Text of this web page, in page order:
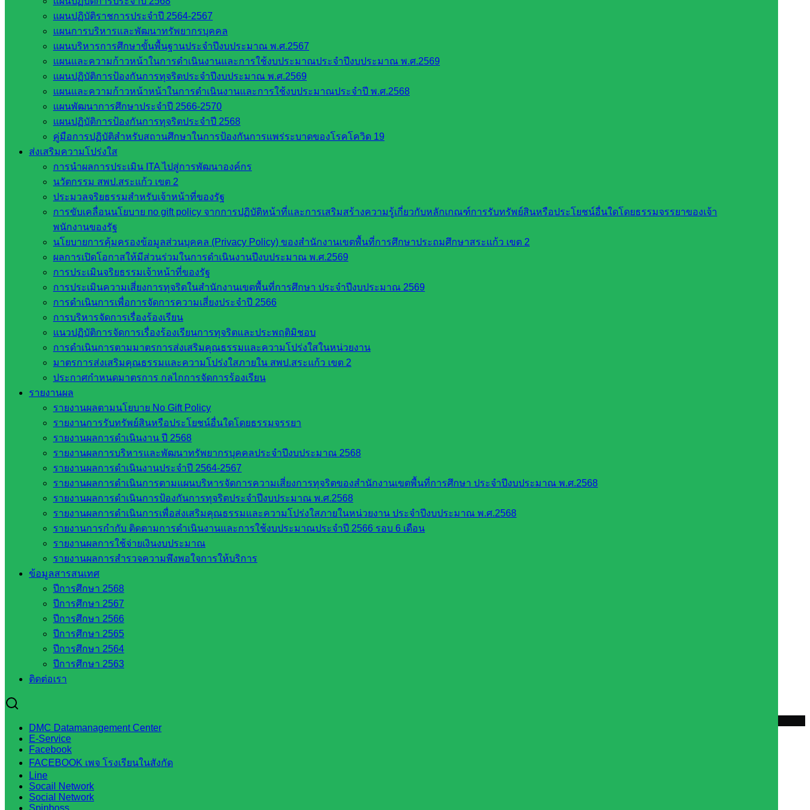
แผนปฏิบัติราชการประจำปี 2564-2567
แผนการบริหารและพัฒนาทรัพยากรบุคคล
แผนบริหารการศึกษาขั้นพื้นฐานประจำปีงบประมาณ พ.ศ.2567
แผนและความก้าวหน้าในการดำเนินงานและการใช้งบประมาณประจำปีงบประมาณ พ.ศ.2569
แผนปฏิบัติการป้องกันการทุจริตประจำปีงบประมาณ พ.ศ.2569
แผนและความก้าวหน้าหน้าในการดำเนินงานและการใช้งบประมาณประจำปี พ.ศ.2568
แผนพัฒนาการศึกษาประจำปี 2566-2570
แผนปฏิบัติการป้องกันการทุจริตประจำปี 2568
คู่มือการปฏิบัติสำหรับสถานศึกษาในการป้องกันการแพร่ระบาดของโรคโควิด 19
ส่งเสริมความโปร่งใส
การนำผลการประเมิน ITA ไปสู่การพัฒนาองค์กร
นวัตกรรม สพป.สระแก้ว เขต 2
ประมวลจริยธรรมสำหรับเจ้าหน้าที่ของรัฐ
การขับเคลื่อนนโยบาย no gift policy จากการปฏิบัติหน้าที่และการเสริมสร้างความรู้เกี่ยวกับหลักเกณฑ์การรับทรัพย์สินหรือประโยชน์อื่นใดโดยธรรมจรรยาของเจ้า
พนักงานของรัฐ
นโยบายการคุ้มครองข้อมูลส่วนบุคคล (Privacy Policy) ของสำนักงานเขตพื้นที่การศึกษาประถมศึกษาสระแก้ว เขต 2
ผลการเปิดโอกาสให้มีส่วนร่วมในการดำเนินงานปีงบประมาณ พ.ศ.2569
การประเมินจริยธรรมเจ้าหน้าที่ของรัฐ
การประเมินความเสี่ยงการทุจริตในสำนักงานเขตพื้นที่การศึกษา ประจำปีงบประมาณ 2569
การดำเนินการเพื่อการจัดการความเสี่ยงประจำปี 2566
การบริหารจัดการเรื่องร้องเรียน
แนวปฏิบัติการจัดการเรื่องร้องเรียนการทุจริตและประพฤติมิชอบ
การดำเนินการตามมาตรการส่งเสริมคุณธรรมและความโปร่งใสในหน่วยงาน
มาตรการส่งเสริมคุณธรรมและความโปร่งใสภายใน สพป.สระแก้ว เขต 2
ประกาศกำหนดมาตรการ กลไกการจัดการร้องเรียน
รายงานผล
รายงานผลตามนโยบาย No Gift Policy
รายงานการรับทรัพย์สินหรือประโยชน์อื่นใดโดยธรรมจรรยา
รายงานผลการดำเนินงาน ปี 2568
รายงานผลการบริหารและพัฒนาทรัพยากรบุคคลประจำปีงบประมาณ 2568
รายงานผลการดำเนินงานประจำปี 2564-2567
รายงานผลการดำเนินการตามแผนบริหารจัดการความเสี่ยงการทุจริตของสำนักงานเขตพื้นที่การศึกษา ประจำปีงบประมาณ พ.ศ.2568
รายงานผลการดำเนินการป้องกันการทุจริตประจำปีงบประมาณ พ.ศ.2568
รายงานผลการดำเนินการเพื่อส่งเสริมคุณธรรมและความโปร่งใสภายในหน่วยงาน ประจำปีงบประมาณ พ.ศ.2568
รายงานการกำกับ ติดตามการดำเนินงานและการใช้งบประมาณประจำปี 2566 รอบ 6 เดือน
รายงานผลการใช้จ่ายเงินงบประมาณ
รายงานผลการสำรวจความพึงพอใจการให้บริการ
ข้อมูลสารสนเทศ
ปีการศึกษา 2568
ปีการศึกษา 2567
ปีการศึกษา 2566
ปีการศึกษา 2565
ปีการศึกษา 2564
ปีการศึกษา 2563
ติดต่อเรา
DMC Datamanagement Center
E-Service
Facebook
FACEBOOK เพจ โรงเรียนในสังกัด
Line
Socail Network
Social Network
Spinboss
รายชื่อมหาวิทยาลัยในประเทศไทย
เว็บไซต์สำนักต่าง ๆ ใน สพฐ.
เว็บไซต์ สพม. ในสังกัด สพฐ.
เว็บไซต์ สพป. ในสังกัด สพฐ.
กรมบัญชีกลาง
สำนักงาน ส.ก.ส.ค
หน่วยงานในจังหวัดสระแก้ว
จังหวัดสระแก้ว
องค์การบริหารส่วนจังหวัดสระแก้ว
ศึกษาธิการจังหวัดสระแก้ว
สำนักงาน ส.ก.ส.ค. จังหวัดสระแก้ว
สพป. สระแก้วเขต 1
สพป.สระแก้ว เขต 2
โรงเรียนในสังกัด สพป.สระแก้ว เขต 1
โรงเรียนในสังกัด สพป.สระแก้ว เขต 2
วิทยาลัยเทคนิคสระแก้ว
วิทยาลัยเทคนิควังน้ำเย็น
กศน.สระแก้ว
เว็บไซต์กลุ่มงานในสำนักงาน
กลุ่มอำนวยการ
กลุ่มบริหารงานงานเงินและสินทรัพย์
กลุ่มนโยบายและแผน
กลุ่มส่งเสริมการจัดการศึกษา
กลุ่มบริหารงานบุคคล
กลุ่มพัฒนาครูและบุคลากรฯ
กลุ่มนิเทศติดตามและประเมินผลฯ
เว็บไซต์หลักสูตรต้านทุจริต
ห้องนิเทศ ศน.นิพนธ์ พรมพิไล
ห้องนิเทศ ศน.ชยาธิศ/ศน.อัญชลี
ห้องนิเทศ ดร.สราวดี เพ็งศรีโคตร
เว็บไซต์คณะกรรมการ ก.ต.ป.น.
เว็บไซต์ อ.ค.ก.ศ.เขตพื้นที่การศึกษา
ดาวน์โหลดเอกสาร
กลุ่มอำนวยการ
กลุ่มบริหารงานงานเงินและสินทรัพย์
กลุ่มนโยบายและแผน
กลุ่มส่งเสริมการจัดการศึกษา
กลุ่มบริหารงานบุคคล
กลุ่มพัฒนาครูและบุคลากรฯ
สอบถามได้นะคะ